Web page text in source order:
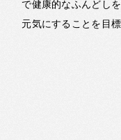
で健康的なふんどしを
元気にすることを目